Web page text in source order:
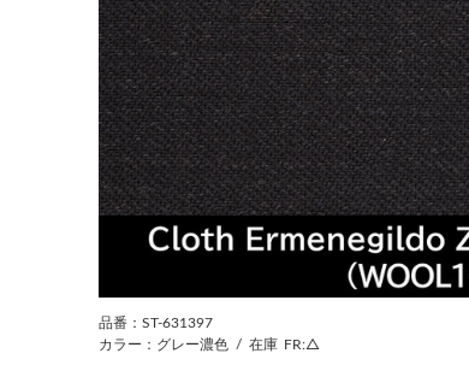
品番：ST-631397
カラー：グレー濃色 / 在庫 FR:△